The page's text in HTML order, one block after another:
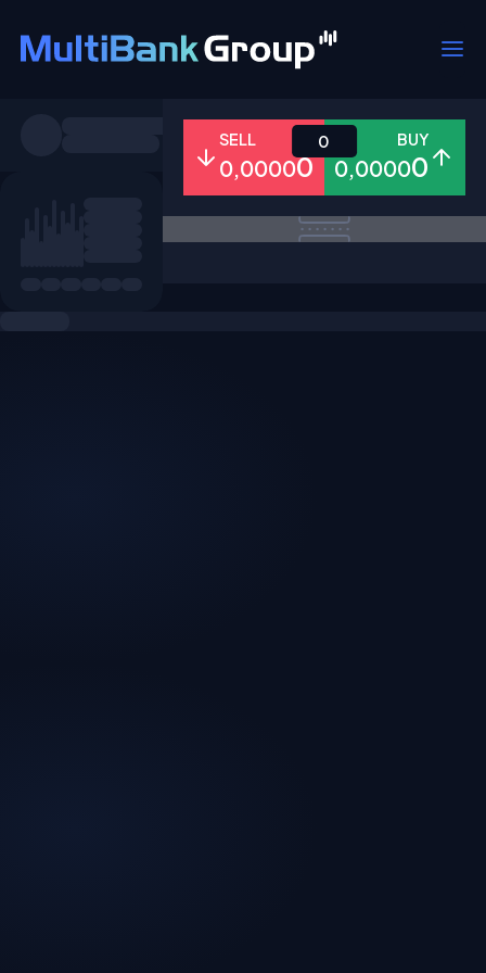
Todo Forex Metales
SELL
0,00000
BUY
0,00000
0